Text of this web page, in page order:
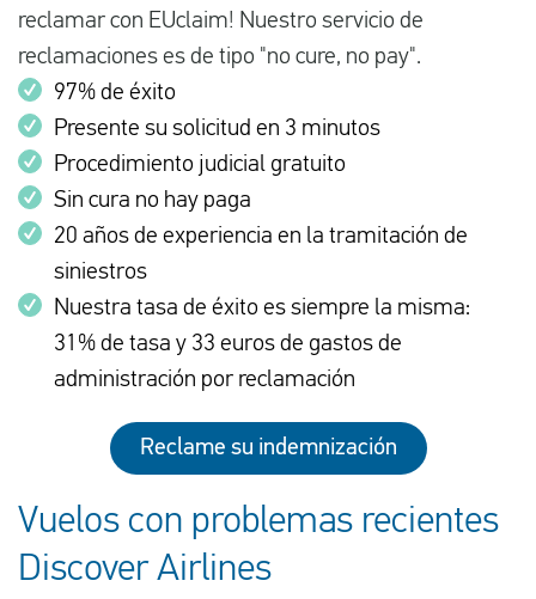
reclamar con EUclaim! Nuestro servicio de
reclamaciones es de tipo "no cure, no pay".
97% de éxito
Presente su solicitud en 3 minutos
Procedimiento judicial gratuito
Sin cura no hay paga
20 años de experiencia en la tramitación de
siniestros
Nuestra tasa de éxito es siempre la misma:
31% de tasa y 33 euros de gastos de
administración por reclamación
Reclame su indemnización
Vuelos con problemas recientes
Discover Airlines